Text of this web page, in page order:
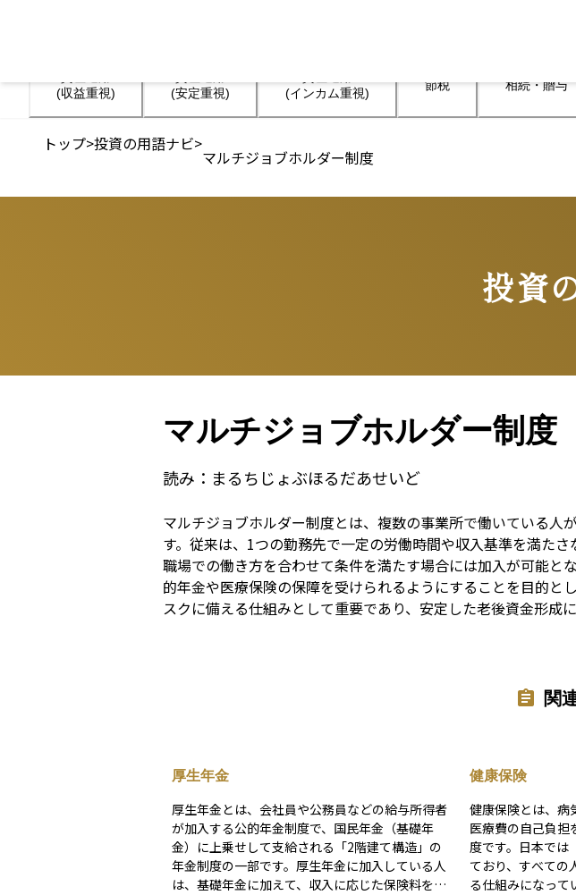
(収益重視)
(安定重視)
(インカム重視)
節税 相続・贈与
トップ>投資の用語ナビ>
マルチジョブホルダー制度
投資
マルチジョブホルダー制度
読み： まるちじょぶほるだあせいど
マルチジョブホルダー制度とは、複数の事業所で働いている
す。従来は、1つの勤務先で一定の労働時間や収入基準を満た
職場での働き方を合わせて条件を満たす場合には加入が可能
的年金や医療保険の保障を受けられるようにすることを目的と
スクに備える仕組みとして重要であり、安定した老後資金形成に
関
厚生年金
厚生年金とは、会社員や公務員などの給与所得者
が加入する公的年金制度で、国民年金（基礎年
金）に上乗せして支給される「2階建て構造」の
年金制度の一部です。厚生年金に加入している人
は、基礎年金に加えて、収入に応じた保険料を支
健康保険
健康保険とは、病
医療費の自己負担
度です。日本では
ており、すべての
る仕組みになっています。 会